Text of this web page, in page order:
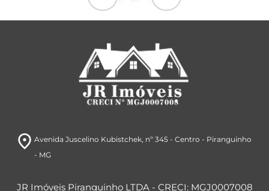
room Avenida Juscelino Kubistchek, nº 345 - Centro - Piranguinho
- MG
JR Imóveis Piranguinho LTDA - CRECI: MGJ0007008